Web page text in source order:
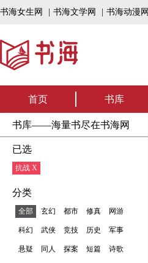
书海女生网 书海文学网 书海动漫网
首页 书库
书库——海量书尽在书海网
已选
抗战 X
分类
全部 玄幻 都市 修真 网游
科幻 武侠 竞技 历史 军事
悬疑 同人 探案 短篇 诗歌